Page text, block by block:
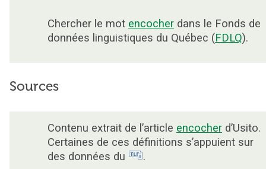
Chercher le mot encocher dans le Fonds de
données linguistiques du Québec (FDLQ).
Sources
Contenu extrait de l’article encocher d’Usito.
Certaines de ces définitions s’appuient sur
des données du
.